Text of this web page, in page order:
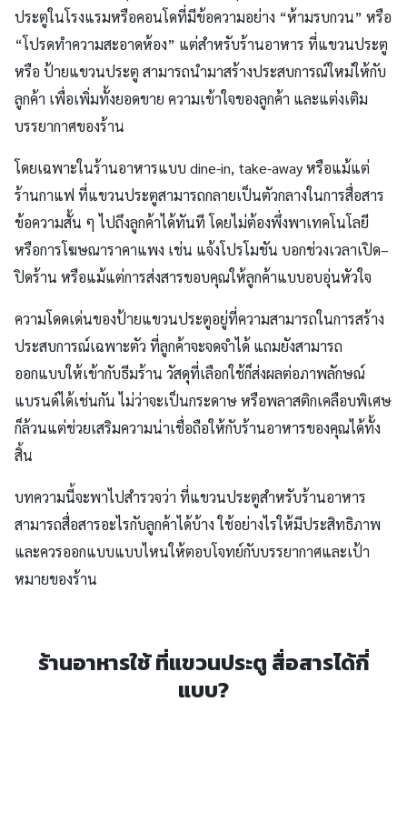
ประตูในโรงแรมหรือคอนโดที่มีข้อความอย่าง “ห้ามรบกวน” หรือ
“โปรดทำความสะอาดห้อง” แต่สำหรับร้านอาหาร ที่แขวนประตู
หรือ ป้ายแขวนประตู สามารถนำมาสร้างประสบการณ์ใหม่ให้กับ
ลูกค้า เพื่อเพิ่มทั้งยอดขาย ความเข้าใจของลูกค้า และแต่งเติม
บรรยากาศของร้าน
โดยเฉพาะในร้านอาหารแบบ dine-in, take-away หรือแม้แต่
ร้านกาแฟ ที่แขวนประตูสามารถกลายเป็นตัวกลางในการสื่อสาร
ข้อความสั้น ๆ ไปถึงลูกค้าได้ทันที โดยไม่ต้องพึ่งพาเทคโนโลยี
หรือการโฆษณาราคาแพง เช่น แจ้งโปรโมชัน บอกช่วงเวลาเปิด–
ปิดร้าน หรือแม้แต่การส่งสารขอบคุณให้ลูกค้าแบบอบอุ่นหัวใจ
ความโดดเด่นของป้ายแขวนประตูอยู่ที่ความสามารถในการสร้าง
ประสบการณ์เฉพาะตัว ที่ลูกค้าจะจดจำได้ แถมยังสามารถ
ออกแบบให้เข้ากับธีมร้าน วัสดุที่เลือกใช้ก็ส่งผลต่อภาพลักษณ์
แบรนด์ได้เช่นกัน ไม่ว่าจะเป็นกระดาษ หรือพลาสติกเคลือบพิเศษ
ก็ล้วนแต่ช่วยเสริมความน่าเชื่อถือให้กับร้านอาหารของคุณได้ทั้ง
สิ้น
บทความนี้จะพาไปสำรวจว่า ที่แขวนประตูสำหรับร้านอาหาร
สามารถสื่อสารอะไรกับลูกค้าได้บ้าง ใช้อย่างไรให้มีประสิทธิภาพ
และควรออกแบบแบบไหนให้ตอบโจทย์กับบรรยากาศและเป้า
หมายของร้าน
ร้านอาหารใช้ ที่แขวนประตู สื่อสารได้กี่
แบบ?